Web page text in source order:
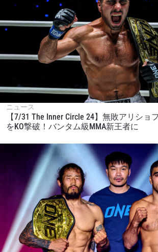
ニュース
【7/31 The Inner Circle 24】無敗アリショ
をKO撃破！バンタム級MMA新王者に